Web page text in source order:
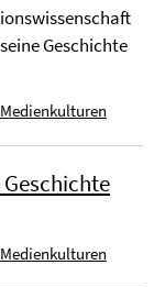
Geschichte